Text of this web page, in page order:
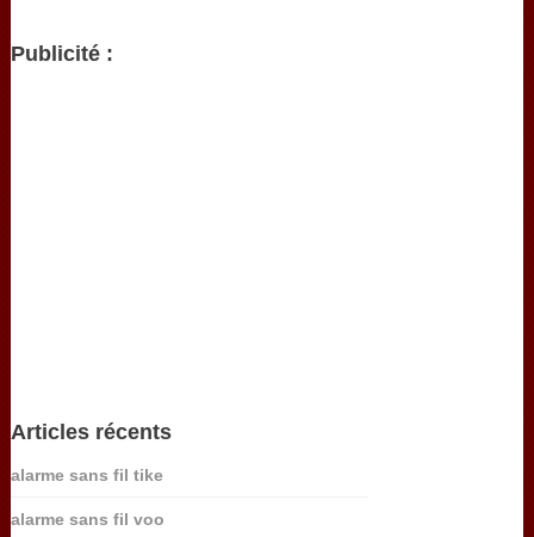
Publicité :
Articles récents
alarme sans fil tike
alarme sans fil voo